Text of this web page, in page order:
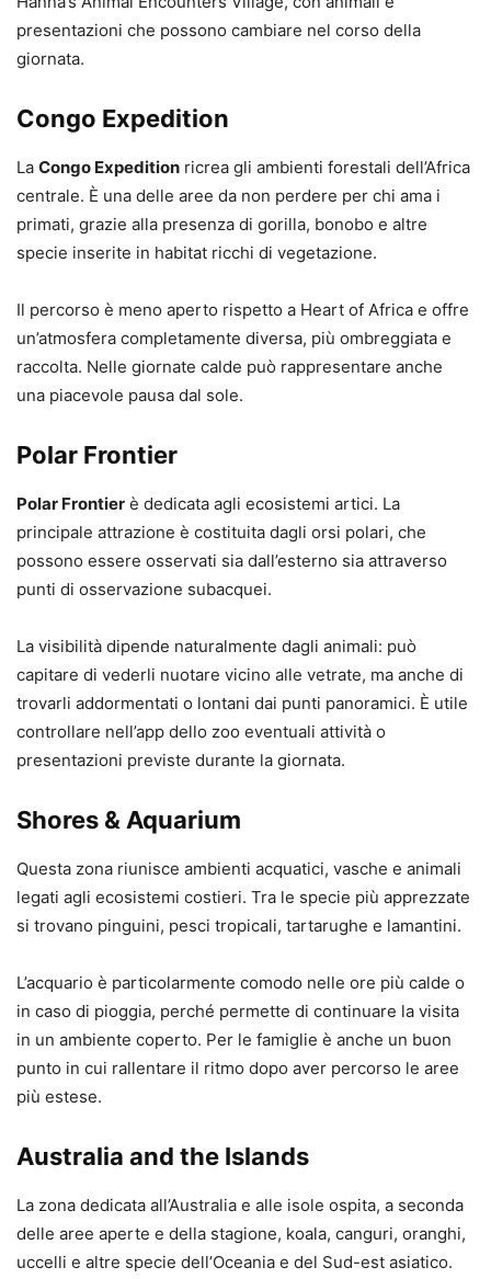
presentazioni che possono cambiare nel corso della
giornata.
Congo Expedition
La Congo Expedition ricrea gli ambienti forestali dell’Africa
centrale. È una delle aree da non perdere per chi ama i
primati, grazie alla presenza di gorilla, bonobo e altre
specie inserite in habitat ricchi di vegetazione.
Il percorso è meno aperto rispetto a Heart of Africa e offre
un’atmosfera completamente diversa, più ombreggiata e
raccolta. Nelle giornate calde può rappresentare anche
una piacevole pausa dal sole.
Polar Frontier
Polar Frontier è dedicata agli ecosistemi artici. La
principale attrazione è costituita dagli orsi polari, che
possono essere osservati sia dall’esterno sia attraverso
punti di osservazione subacquei.
La visibilità dipende naturalmente dagli animali: può
capitare di vederli nuotare vicino alle vetrate, ma anche di
trovarli addormentati o lontani dai punti panoramici. È utile
controllare nell’app dello zoo eventuali attività o
presentazioni previste durante la giornata.
Shores & Aquarium
Questa zona riunisce ambienti acquatici, vasche e animali
legati agli ecosistemi costieri. Tra le specie più apprezzate
si trovano pinguini, pesci tropicali, tartarughe e lamantini.
L’acquario è particolarmente comodo nelle ore più calde o
in caso di pioggia, perché permette di continuare la visita
in un ambiente coperto. Per le famiglie è anche un buon
punto in cui rallentare il ritmo dopo aver percorso le aree
più estese.
Australia and the Islands
La zona dedicata all’Australia e alle isole ospita, a seconda
delle aree aperte e della stagione, koala, canguri, oranghi,
uccelli e altre specie dell’Oceania e del Sud-est asiatico.